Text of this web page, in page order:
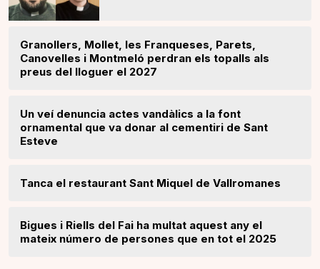
Granollers, Mollet, les Franqueses, Parets,
Canovelles i Montmeló perdran els topalls als
preus del lloguer el 2027
Un veí denuncia actes vandàlics a la font
ornamental que va donar al cementiri de Sant
Esteve
Tanca el restaurant Sant Miquel de Vallromanes
Bigues i Riells del Fai ha multat aquest any el
mateix número de persones que en tot el 2025